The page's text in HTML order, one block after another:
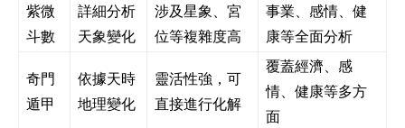
紫微
斗數
詳細分析
天象變化
涉及星象、宮
位等複雜度高
事業、感情、健
康等全面分析
奇門
遁甲
依據天時
地理變化
靈活性強，可
直接進行化解
覆蓋經濟、感
情、健康等多方
面